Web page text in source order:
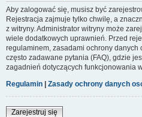
Aby zalogować się, musisz być
Rejestracja zajmuje tylko chwilę, a
z witryny. Administrator witryny może
wiele dodatkowych uprawnień. Przed
regulaminem, zasadami ochrony
często zadawane pytania (FAQ), gdzie
zagadnień dotyczących funkcjonowania
Regulamin
Zasady ochrony danych
Zarejestruj się